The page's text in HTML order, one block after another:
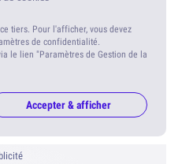
tiers. Pour l'afficher, vous devez
de confidentialité.
le lien "Paramètres de Gestion de la
Accepter & afficher